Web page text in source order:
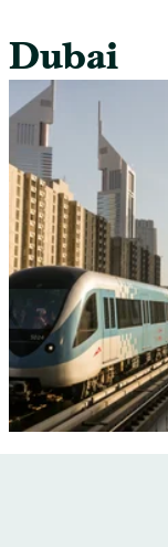
Dubai